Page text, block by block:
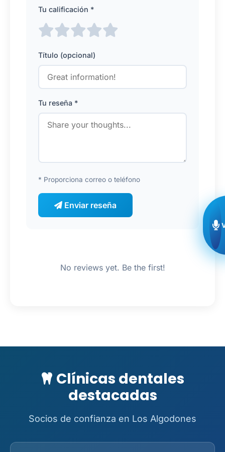
Tu calificación *
Título (opcional)
Tu reseña *
* Proporciona correo o teléfono
Enviar reseña
No reviews yet. Be the first!
Clínicas dentales
destacadas
Socios de confianza en Los Algodones